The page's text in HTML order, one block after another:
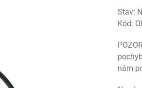
Stav:
Kód:
nám